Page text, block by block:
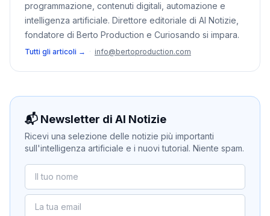
programmazione, contenuti digitali, automazione e
intelligenza artificiale. Direttore editoriale di AI Notizie,
fondatore di Berto Production e Curiosando si impara.
Tutti gli articoli → · info@bertoproduction.com
📬 Newsletter di AI Notizie
Ricevi una selezione delle notizie più importanti
sull'intelligenza artificiale e i nuovi tutorial. Niente spam.